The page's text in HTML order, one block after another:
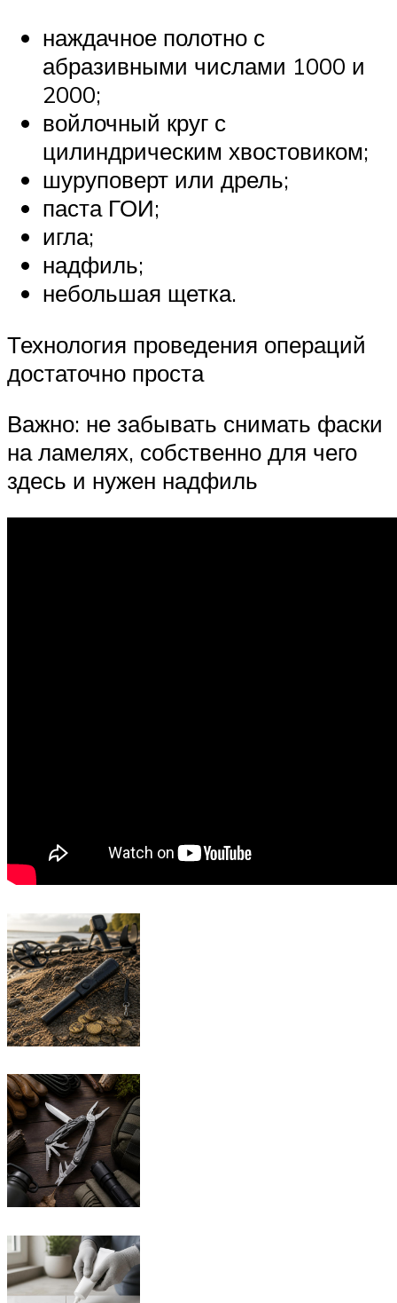
наждачное полотно с
абразивными числами 1000 и
2000;
войлочный круг с
цилиндрическим хвостовиком;
шуруповерт или дрель;
паста ГОИ;
игла;
надфиль;
небольшая щетка.
Технология проведения операций
достаточно проста
Важно: не забывать снимать фаски
на ламелях, собственно для чего
здесь и нужен надфиль